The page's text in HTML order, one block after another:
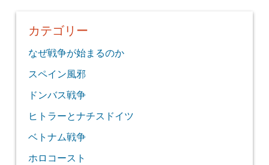
カテゴリー
なぜ戦争が始まるのか
スペイン風邪
ドンバス戦争
ヒトラーとナチスドイツ
ベトナム戦争
ホロコースト